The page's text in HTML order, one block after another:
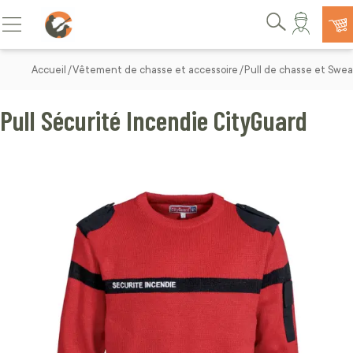
Allez au contenu
Basculer la navigation
Rechercher
Accueil Vêtement de chasse et accessoire Pull de chasse et
Pull Sécurité Incendie CityGuard